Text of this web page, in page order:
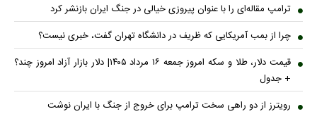
ترامپ مقاله‌ای را با عنوان پیروزی خیالی در جنگ ایران بازنشر کرد
چرا از بمب آمریکایی که ظریف در دانشگاه تهران گفت، خبری نیست؟
قیمت دلار، طلا و سکه امروز جمعه ۱۶ مرداد ۱۴۰۵| دلار بازار آزاد امروز چند؟
+ جدول
رویترز از دو راهی سخت ترامپ برای خروج از جنگ با ایران نوشت